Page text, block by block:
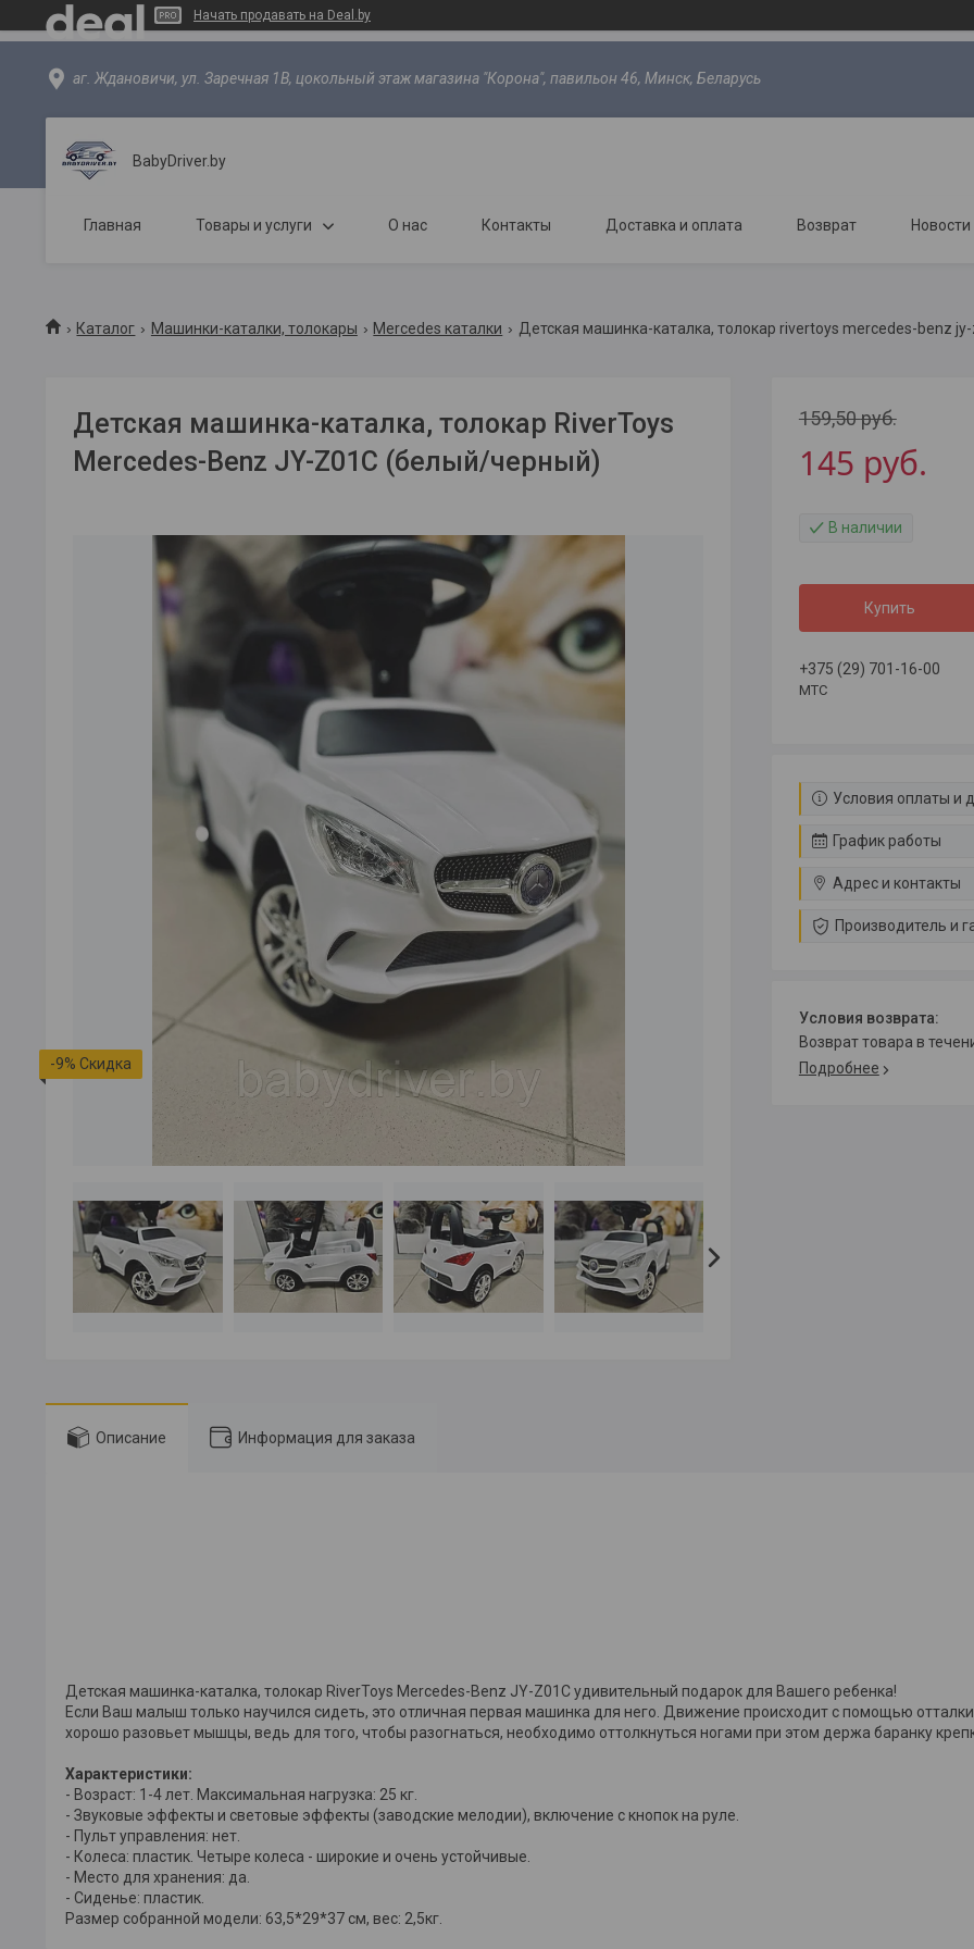
Начать продавать на Deal.by
аг. Ждановичи, ул. Заречная 1В, цокольный этаж магазина "Корона", павильон 46, Минск, Беларусь
BabyDriver.by
Главная Товары и услуги О нас Контакты Доставка и оплата Возврат Новости
Каталог Машинки-каталки, толокары Mercedes каталки Детская машинка-каталка, толокар rivertoys mercedes-benz
Детская машинка-каталка, толокар RiverToys
Mercedes-Benz JY-Z01C (белый/черный)
-9%
159,50руб.
145 руб.
В наличии
Купить
+375 (29) 701-16-00
МТС
Условия оплаты и
График работы
Адрес и контакты
Производитель и
возврат товара в
Подробнее
Описание Информация для заказа
Детская машинка-каталка, толокар RiverToys Mercedes-Benz JY-Z01C удивительный подарок для Вашего ребенка!
Если Ваш малыш только научился сидеть, это отличная первая машинка для него. Движение происходит с помощью
хорошо разовьет мышцы, ведь для того, чтобы разогнаться, необходимо оттолкнуться ногами при этом держа баранку
Характеристики:
- Возраст: 1-4 лет. Максимальная нагрузка: 25 кг.
- Звуковые эффекты и световые эффекты (заводские мелодии), включение с кнопок на руле.
- Пульт управления: нет.
- Колеса: пластик. Четыре колеса - широкие и очень устойчивые.
- Место для хранения: да.
- Сиденье: пластик.
Размер собранной модели: 63,5*29*37 см, вес: 2,5кг.